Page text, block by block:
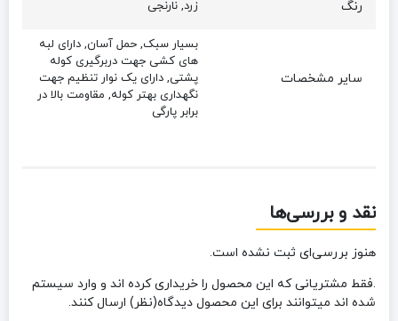
رنگ زرد, نارنجی
سایر مشخصات
بسیار سبک, حمل آسان, دارای لبه
های کشی جهت دربرگیری کوله
پشتی, دارای یک نوار تنظیم جهت
نگهداری بهتر کوله, مقاومت بالا در
برابر پارگی
نقد و بررسی‌ها
هنوز بررسی‌ای ثبت نشده است.
.فقط مشتریانی که این محصول را خریداری کرده اند و وارد سیستم
شده اند میتوانند برای این محصول دیدگاه(نظر) ارسال کنند.